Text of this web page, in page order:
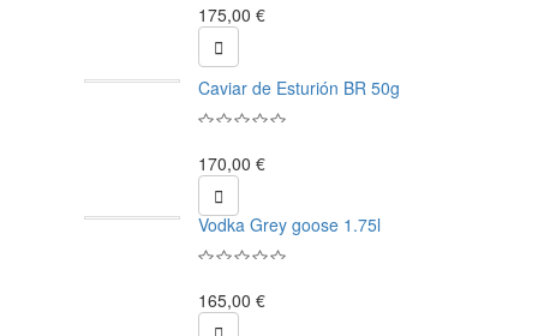
175,00 €

Caviar de Esturión BR 50g
170,00 €

Vodka Grey goose 1.75l
165,00 €